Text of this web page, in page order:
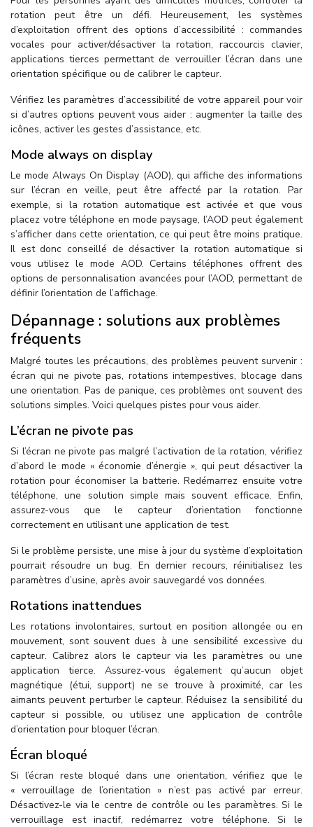
rotation peut être un défi. Heureusement, les systèmes
d’exploitation offrent des options d’accessibilité : commandes
vocales pour activer/désactiver la rotation, raccourcis clavier,
applications tierces permettant de verrouiller l’écran dans une
orientation spécifique ou de calibrer le capteur.
Vérifiez les paramètres d’accessibilité de votre appareil pour voir
si d’autres options peuvent vous aider : augmenter la taille des
icônes, activer les gestes d’assistance, etc.
Mode always on display
Le mode Always On Display (AOD), qui affiche des informations
sur l’écran en veille, peut être affecté par la rotation. Par
exemple, si la rotation automatique est activée et que vous
placez votre téléphone en mode paysage, l’AOD peut également
s’afficher dans cette orientation, ce qui peut être moins pratique.
Il est donc conseillé de désactiver la rotation automatique si
vous utilisez le mode AOD. Certains téléphones offrent des
options de personnalisation avancées pour l’AOD, permettant de
définir l’orientation de l’affichage.
Dépannage : solutions aux problèmes
fréquents
Malgré toutes les précautions, des problèmes peuvent survenir :
écran qui ne pivote pas, rotations intempestives, blocage dans
une orientation. Pas de panique, ces problèmes ont souvent des
solutions simples. Voici quelques pistes pour vous aider.
L’écran ne pivote pas
Si l’écran ne pivote pas malgré l’activation de la rotation, vérifiez
d’abord le mode « économie d’énergie », qui peut désactiver la
rotation pour économiser la batterie. Redémarrez ensuite votre
téléphone, une solution simple mais souvent efficace. Enfin,
assurez-vous que le capteur d’orientation fonctionne
correctement en utilisant une application de test.
Si le problème persiste, une mise à jour du système d’exploitation
pourrait résoudre un bug. En dernier recours, réinitialisez les
paramètres d’usine, après avoir sauvegardé vos données.
Rotations inattendues
Les rotations involontaires, surtout en position allongée ou en
mouvement, sont souvent dues à une sensibilité excessive du
capteur. Calibrez alors le capteur via les paramètres ou une
application tierce. Assurez-vous également qu’aucun objet
magnétique (étui, support) ne se trouve à proximité, car les
aimants peuvent perturber le capteur. Réduisez la sensibilité du
capteur si possible, ou utilisez une application de contrôle
d’orientation pour bloquer l’écran.
Écran bloqué
Si l’écran reste bloqué dans une orientation, vérifiez que le
« verrouillage de l’orientation » n’est pas activé par erreur.
Désactivez-le via le centre de contrôle ou les paramètres. Si le
verrouillage est inactif, redémarrez votre téléphone. Si le